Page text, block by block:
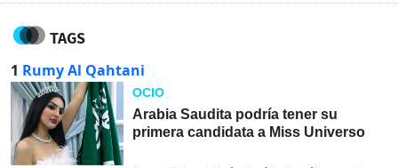
TAGS
1 Rumy Al Qahtani
OCIO
Arabia Saudita podría tener su
primera candidata a Miss Universo